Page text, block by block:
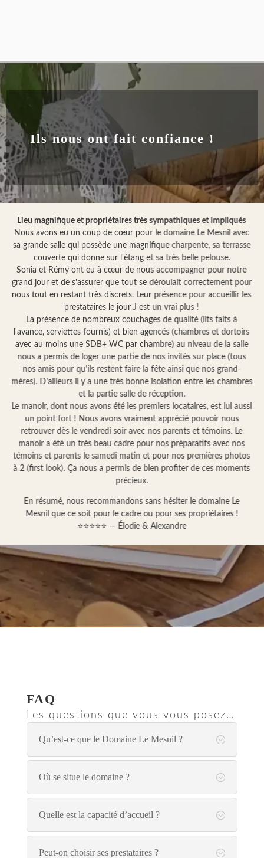
Ils nous ont fait confiance !
Domaine le Mesnil
Lieu magnifique et propriétaires très sympathiques et impliqués
Nous avons eu un coup de cœur pour le domaine Le Mesnil avec
sa grande salle qui possède une magnifique charpente, sa terrasse
couverte qui donne sur l'étang et sa très belle pelouse.
Sonia et Rémy ont eu à cœur de nous accompagner pour notre
grand jour et de s'assurer que tout se déroulait correctement pour
nous tout en restant très discrets. Leur présence pour accueillir les
prestataires le jour J est un vrai plus !
La présence de nombreux couchages de qualité (lits faits à
l'avance, serviettes fournis) et bien agencés (chambres et dortoirs
avec au moins une SDB+ WC par chambre) au niveau de la salle
nous a permis de loger une partie de nos invités sur place (tous
nos amis pour qu'ils restent faire la fête ainsi que nos grand-
mères). D'ailleurs il y a une très bonne isolation entre les chambres
et la partie salle de réception.
Le manoir, dont nous avons été les premiers locataires, est lui aussi
un point fort ! Nous avons vraiment apprécié pouvoir nous
retrouver dès le vendredi soir avec nos parents et témoins. Le
manoir a été un très beau cadre pour nos préparatifs avec nos
témoins et parents le samedi matin et pour nos premières photos
à 2 (first look). Ça nous a permis de bien profiter de ces moments
précieux.
En résumé, nous recommandons sans hésiter le domaine Le
Mesnil que ce soit pour le cadre ou pour ses propriétaires !
⭐⭐⭐⭐⭐ — Élodie & Alexandre
FAQ
Les questions que vous vous posez…
Qu’est-ce que le Domaine Le Mesnil ?
Où se situe le domaine ?
Quelle est la capacité d’accueil ?
Peut-on choisir ses prestataires ?